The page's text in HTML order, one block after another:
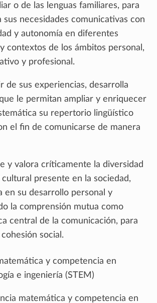
o de las lenguas familiares, para
sus necesidades comunicativas con
y autonomía en diferentes
contextos de los ámbitos personal,
y profesional.
de sus experiencias, desarrolla
le permitan ampliar y enriquecer
su repertorio lingüístico
el fin de comunicarse de manera
y valora críticamente la diversidad
cultural presente en la sociedad,
en su desarrollo personal y
la comprensión mutua como
central de la comunicación, para
social.
y competencia en
e ingeniería (STEM)
matemática y competencia en